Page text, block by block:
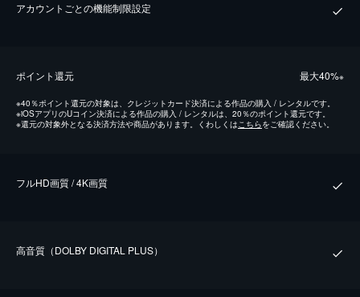
アカウントごとの機能制限設定
ポイント還元 最⼤40%※
※40％ポイント還元の対象は、クレジットカード決済による作品の購入 / レンタルです。
※iOSアプリのUコイン決済による作品の購入 / レンタルは、20％のポイント還元です。
※還元の対象外となる決済方法や商品があります。くわしくはこちらをご確認ください。
フルHD画質 / 4K画質
⾼⾳質（DOLBY DIGITAL PLUS）